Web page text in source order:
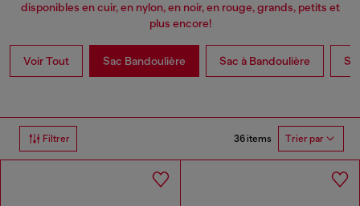
disponibles en cuir, en nylon, en noir, en rouge, grands, petits et
plus encore!
Voir Tout Sac Bandoulière Sac à Bandoulière
Filtrer 36 items Trier par